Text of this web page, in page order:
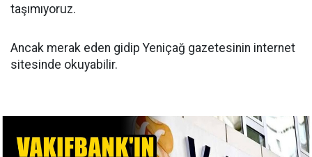
taşımıyoruz.
Ancak merak eden gidip Yeniçağ gazetesinin internet
sitesinde okuyabilir.